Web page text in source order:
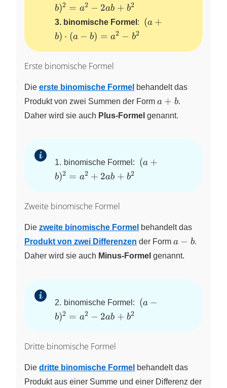
2ab+b^2
b)2 = a2 − 2ab + b2
3. binomische Formel :
~(a +
b) ⋅ (a − b) = a2 − b2
Erste binomische Formel
Die erste binomische Formel behandelt das
Produkt von zwei Summen der Form a
+
a + b.
Daher wird sie auch Plus-Formel genannt.
1. ~binomische Formel:
~(a+b)^2
(a +
b)2 = a2 + 2ab + b2
Zweite binomische Formel
Die zweite binomische Formel behandelt das
Produkt von zwei Differenzen der Form a
-
a − b.
Daher wird sie auch Minus-Formel genannt.
2. ~binomische Formel:
~(a-b)^2
(a −
b)2 = a2 − 2ab + b2
Dritte binomische Formel
Die dritte binomische Formel behandelt das
Produkt aus einer Summe und einer Differenz der